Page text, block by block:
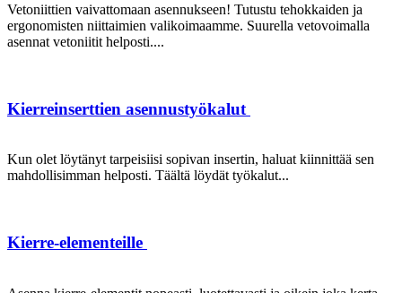
Vetoniittien vaivattomaan asennukseen! Tutustu tehokkaiden ja
ergonomisten niittaimien valikoimaamme. Suurella vetovoimalla
asennat vetoniitit helposti....
Kierreinserttien asennustyökalut
Kun olet löytänyt tarpeisiisi sopivan insertin, haluat kiinnittää sen
mahdollisimman helposti. Täältä löydät työkalut...
Kierre-elementeille